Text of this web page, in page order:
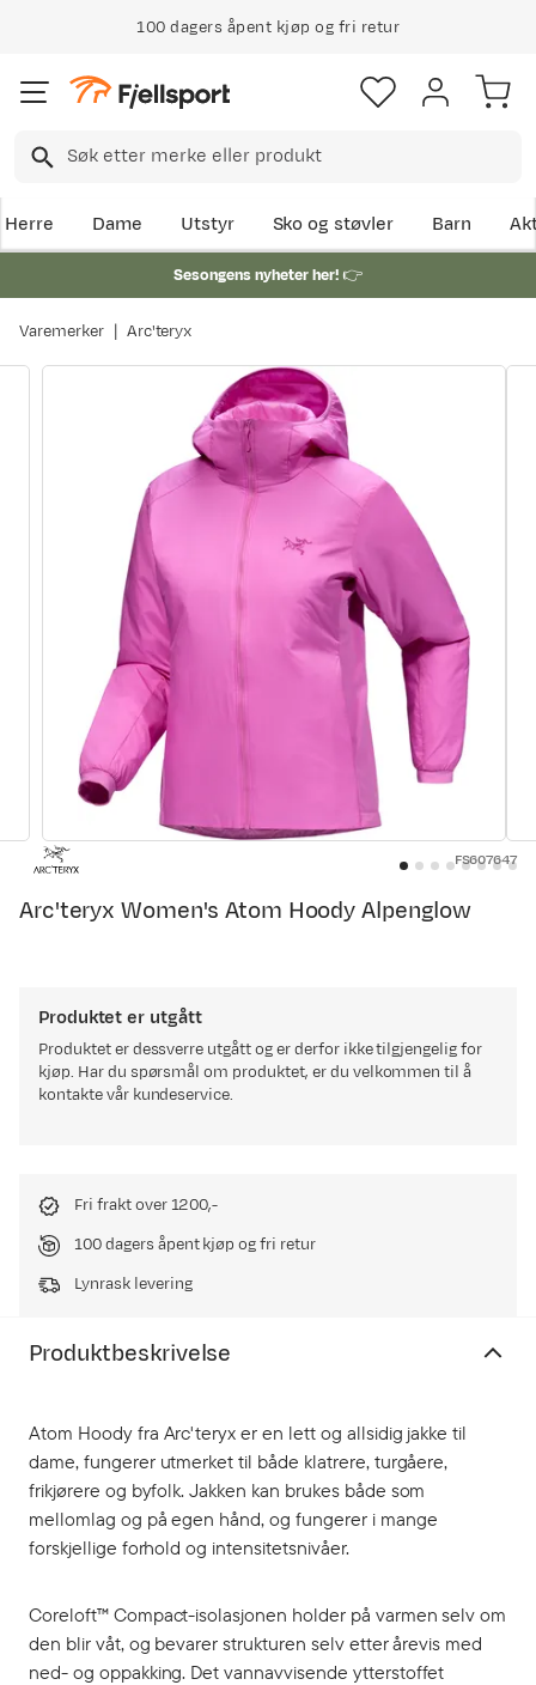
100 dagers åpent kjøp og fri retur
Herre Dame Utstyr Sko og støvler Barn
Sesongens nyheter her!👉
Varemerker Arc'teryx
FS607647
Arc'teryx Women's Atom Hoody Alpenglow
Produktet er utgått
Produktet er dessverre utgått og er derfor ikke tilgjengelig for
kjøp. Har du spørsmål om produktet, er du velkommen til å
kontakte vår kundeservice.
Fri frakt over 1200,-
100 dagers åpent kjøp og fri retur
Lynrask levering
Produktbeskrivelse
Atom Hoody fra Arc'teryx er en lett og allsidig jakke til
dame, fungerer utmerket til både klatrere, turgåere,
frikjørere og byfolk. Jakken kan brukes både som
mellomlag og på egen hånd, og fungerer i mange
forskjellige forhold og intensitetsnivåer.
Coreloft™ Compact-isolasjonen holder på varmen selv om
den blir våt, og bevarer strukturen selv etter årevis med
ned- og oppakking. Det vannavvisende ytterstoffet